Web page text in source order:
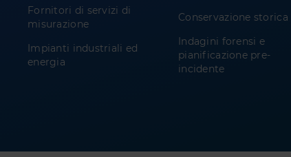
Fornitori di servizi di
misurazione
Impianti industriali ed
energia
Conservazione storica
Indagini forensi e
pianificazione pre-
incidente